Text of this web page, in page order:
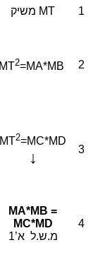
1 MT משיק
2
2=MA*MB
3
MT2=MC*MD
↓
4
MA*MB =
MC*MD
מ.ש.ל א’1